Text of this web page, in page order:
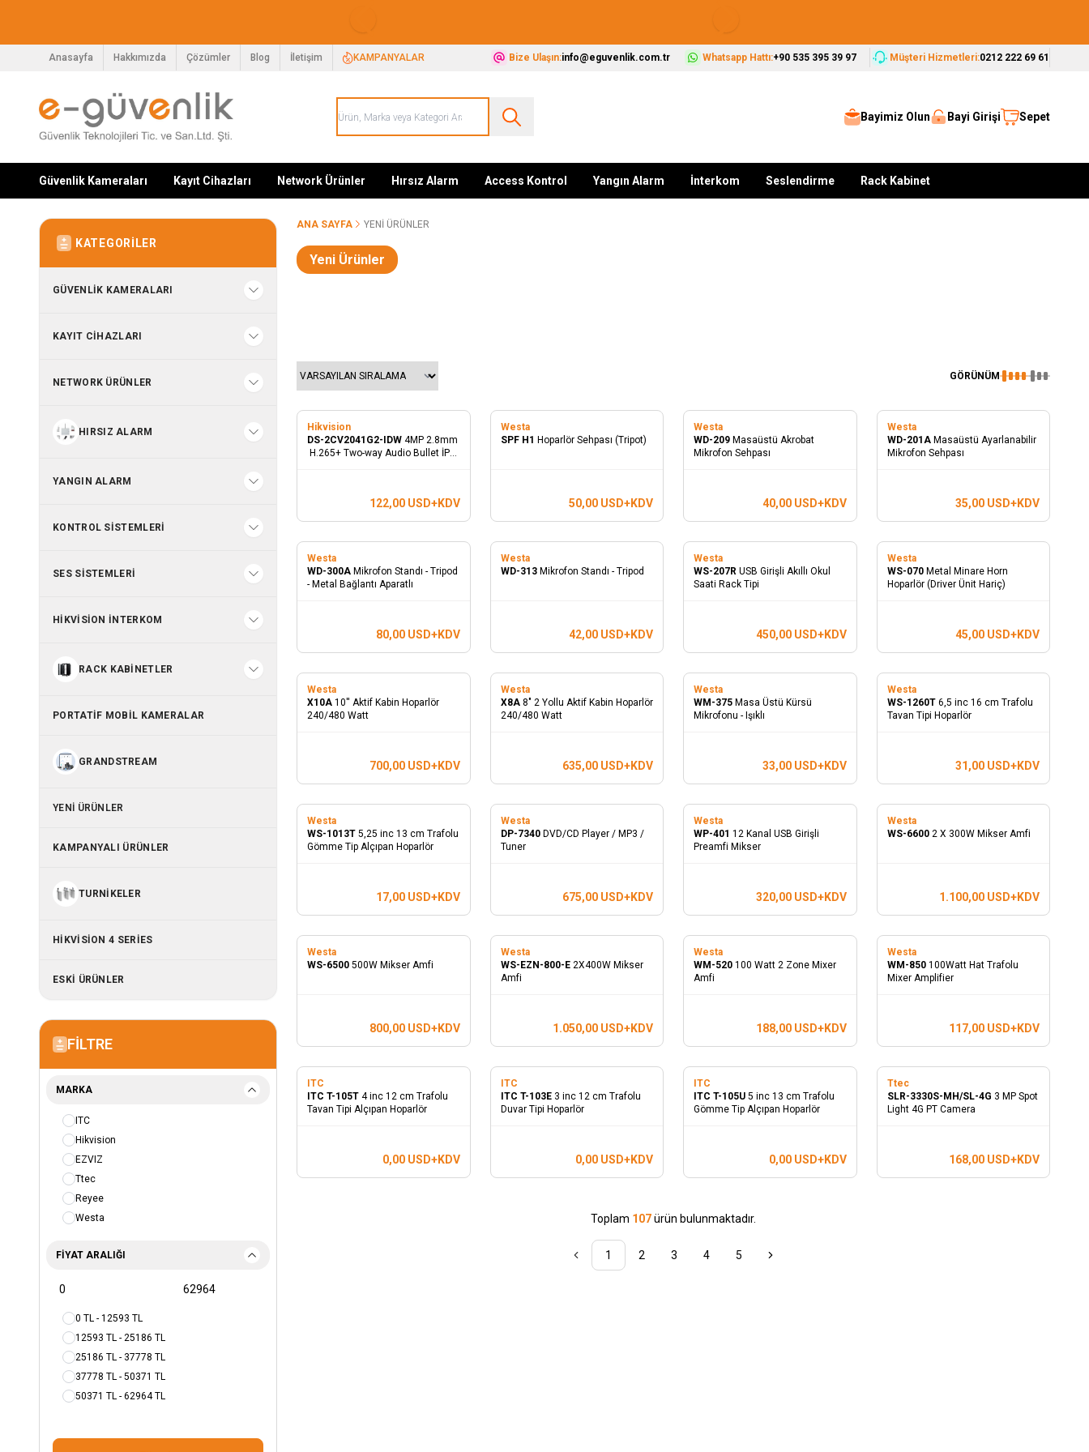
Anasayfa Hakkımızda Çözümler Blog İletişim KAMPANYALAR Bize Ulaşın:info@eguvenlik.com.tr Whatsapp Hattı:+90 535 395 39 97 Müşteri Hizmetleri:0212 222 69 61
Bayimiz Olun Bayi Girişi Sepet
Güvenlik Kameraları Kayıt Cihazları Network Ürünler Hırsız Alarm Access Kontrol Yangın Alarm İnterkom Seslendirme Rack Kabinet
KATEGORILER
GÜVENLIK KAMERALARI
KAYIT CIHAZLARI
NETWORK ÜRÜNLER
HIRSIZ ALARM
YANGIN ALARM
KONTROL SISTEMLERI
SES SISTEMLERI
HIKVISION İNTERKOM
RACK KABINETLER
PORTATIF MOBIL KAMERALAR
GRANDSTREAM
YENI ÜRÜNLER
KAMPANYALI ÜRÜNLER
TURNIKELER
HIKVISION 4 SERIES
ESKİ ÜRÜNLER
FILTRE
MARKA
ITC
Hikvision
EZVIZ
Ttec
Reyee
Westa
FIYAT ARALIĞI
0 TL - 12593 TL
12593 TL - 25186 TL
25186 TL - 37778 TL
37778 TL - 50371 TL
50371 TL - 62964 TL
ANA SAYFA YENI ÜRÜNLER
Yeni Ürünler
GÖRÜNÜM
Hikvision
DS-2CV2041G2-IDW 4MP 2.8mm
H.265+ Two-way Audio Bullet İP
122,00USD+KDV
Westa
SPF H1 Hoparlör Sehpası (Tripot)
50,00 USD+KDV
Westa
WD-209 Masaüstü Akrobat
Mikrofon Sehpası
40,00USD+KDV
Westa
WD-201A Masaüstü Ayarlanabilir
Mikrofon Sehpası
35,00 USD+KDV
Westa
WD-300A Mikrofon Standı - Tripod
- Metal Bağlantı Aparatlı
80,00USD+KDV
Westa
WD-313 Mikrofon Standı - Tripod
42,00 USD+KDV
Westa
WS-207R USB Girişli Akıllı Okul
Saati Rack Tipi
450,00USD+KDV
Westa
WS-070 Metal Minare Horn
Hoparlör (Driver Ünit Hariç)
45,00 USD+KDV
Westa
X10A 10'' Aktif Kabin Hoparlör
240/480 Watt
700,00USD+KDV
Westa
X8A 8" 2 Yollu Aktif Kabin Hoparlör
240/480 Watt
635,00 USD+KDV
Westa
WM-375 Masa Üstü Kürsü
Mikrofonu - Işıklı
33,00USD+KDV
Westa
WS-1260T 6,5 inc 16 cm Trafolu
Tavan Tipi Hoparlör
31,00 USD+KDV
Westa
WS-1013T 5,25 inc 13 cm Trafolu
Gömme Tip Alçıpan Hoparlör
17,00USD+KDV
Westa
DP-7340 DVD/CD Player / MP3 /
Tuner
675,00 USD+KDV
Westa
WP-401 12 Kanal USB Girişli
Preamfi Mikser
320,00USD+KDV
Westa
WS-6600 2 X 300W Mikser Amfi
1.100,00 USD+KDV
Westa
WS-6500 500W Mikser Amfi
800,00USD+KDV
Westa
WS-EZN-800-E 2X400W Mikser
Amfi
1.050,00 USD+KDV
Westa
WM-520 100 Watt 2 Zone Mixer
Amfi
188,00USD+KDV
Westa
WM-850 100Watt Hat Trafolu
Mixer Amplifier
117,00 USD+KDV
ITC
ITC T-105T 4 inc 12 cm Trafolu
Tavan Tipi Alçıpan Hoparlör
0,00USD+KDV
ITC
ITC T-103E 3 inc 12 cm Trafolu
Duvar Tipi Hoparlör
0,00 USD+KDV
ITC
ITC T-105U 5 inc 13 cm Trafolu
Gömme Tip Alçıpan Hoparlör
0,00USD+KDV
Ttec
SLR-3330S-MH/SL-4G 3 MP Spot
Light 4G PT Camera
168,00 USD+KDV
Toplam 107ürün bulunmaktadır.
1 2 3 4 5